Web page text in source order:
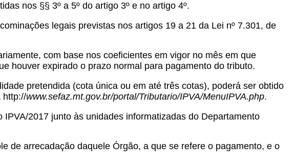
nos §§ 3º a 5º do artigo 3º e no artigo 4º.
legais previstas nos artigos 19 a 21 da Lei nº 7.301, de
com base nos coeficientes em vigor no mês em que
houver expirado o prazo normal para pagamento do tributo.
pretendida (cota única ou em até três cotas), poderá ser obtido
http://www.sefaz.mt.gov.br/portal/Tributario/IPVA/MenuIPVA.php.
2017 junto às unidades informatizadas do Departamento
de arrecadação daquele Órgão, a que se refere o pagamento, e o